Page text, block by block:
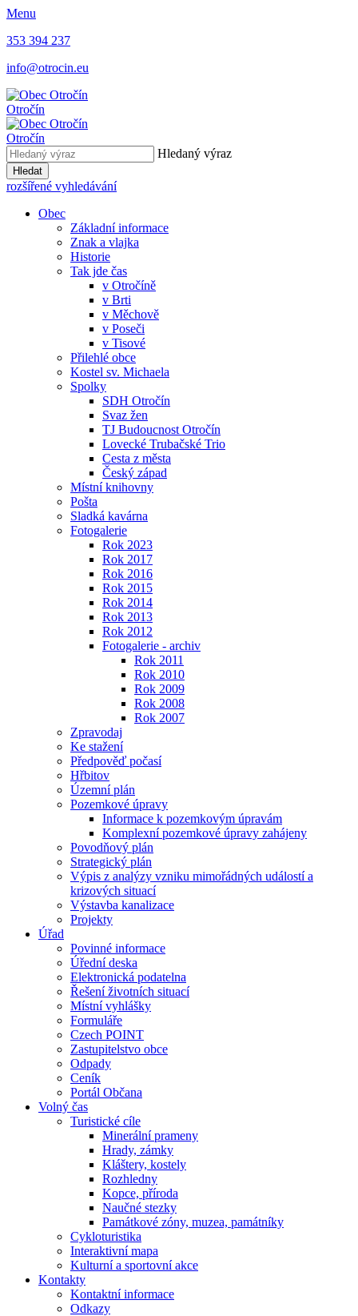
Menu
353 394 237
info@otrocin.eu
Otročín
Otročín
Hledaný výraz
Hledat
rozšířené vyhledávání
Obec
Základní informace
Znak a vlajka
Historie
Tak jde čas
v Otročíně
v Brti
v Měchově
v Poseči
v Tisové
Přilehlé obce
Kostel sv. Michaela
Spolky
SDH Otročín
Svaz žen
TJ Budoucnost Otročín
Lovecké Trubačské Trio
Cesta z města
Český západ
Místní knihovny
Pošta
Sladká kavárna
Fotogalerie
Rok 2023
Rok 2017
Rok 2016
Rok 2015
Rok 2014
Rok 2013
Rok 2012
Fotogalerie - archiv
Rok 2011
Rok 2010
Rok 2009
Rok 2008
Rok 2007
Zpravodaj
Ke stažení
Předpověď počasí
Hřbitov
Územní plán
Pozemkové úpravy
Informace k pozemkovým úpravám
Komplexní pozemkové úpravy zahájeny
Povodňový plán
Strategický plán
Výpis z analýzy vzniku mimořádných událostí a
krizových situací
Výstavba kanalizace
Projekty
Úřad
Povinné informace
Úřední deska
Elektronická podatelna
Řešení životních situací
Místní vyhlášky
Formuláře
Czech POINT
Zastupitelstvo obce
Odpady
Ceník
Portál Občana
Volný čas
Turistické cíle
Minerální prameny
Hrady, zámky
Kláštery, kostely
Rozhledny
Kopce, příroda
Naučné stezky
Památkové zóny, muzea, památníky
Cykloturistika
Interaktivní mapa
Kulturní a sportovní akce
Kontakty
Kontaktní informace
Odkazy